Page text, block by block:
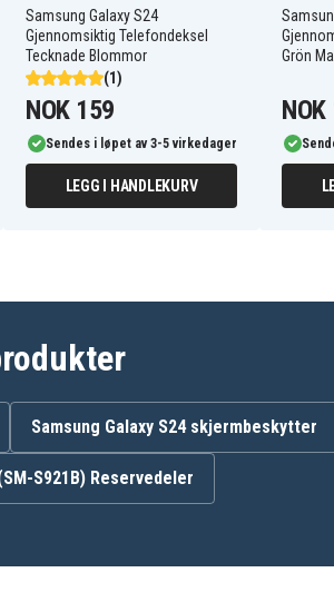
Samsung Galaxy S24
Gjennomsiktig Telefondeksel
Tecknade Blommor
(1)
NOK 159
Sendes i løpet av 3-5 virkedager
LEGG I HANDLEKURV
Grön
Samsung Galaxy S24 skjermbeskytter
S921B) Reservedeler